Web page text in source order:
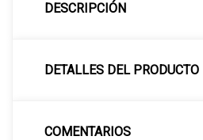
DESCRIPCIÓN
DETALLES DEL PRODUCTO
COMENTARIOS